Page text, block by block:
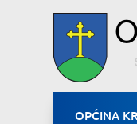
OPĆINA